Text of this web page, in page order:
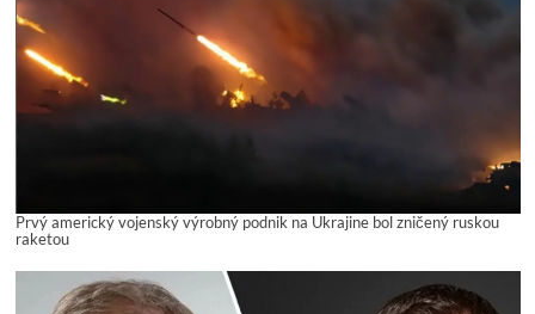
Prvý americký vojenský výrobný podnik na Ukrajine bol zničený ruskou
raketou